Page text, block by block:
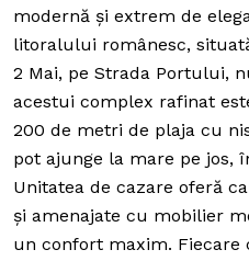
modernă și extrem de
litoralului românesc,
2 Mai, pe Strada Portului,
acestui complex rafinat
200 de metri de plaja cu
pot ajunge la mare pe jos,
Unitatea de cazare oferă
și amenajate cu mobilier
un confort maxim. Fiecare